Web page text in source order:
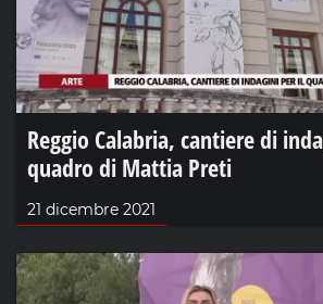
Reggio Calabria, cantiere di
quadro di Mattia Preti
21 dicembre 2021